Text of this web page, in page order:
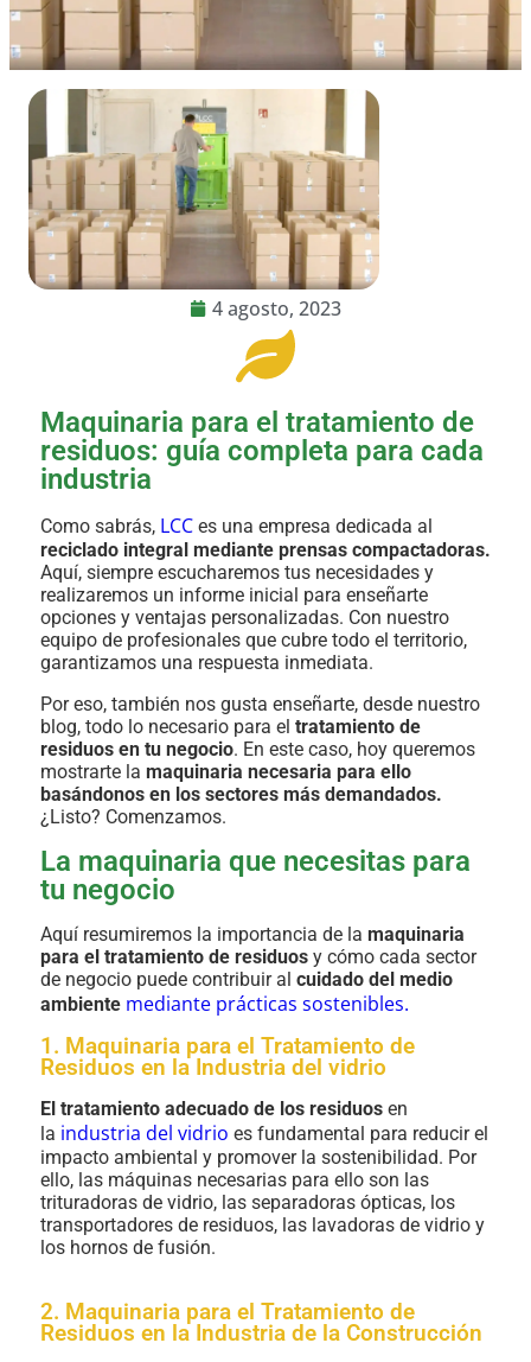
4 agosto, 2023
Maquinaria para el tratamiento de
residuos: guía completa para cada
industria
Como sabrás, LCC es una empresa dedicada al
reciclado integral mediante prensas compactadoras.
Aquí, siempre escucharemos tus necesidades y
realizaremos un informe inicial para enseñarte
opciones y ventajas personalizadas. Con nuestro
equipo de profesionales que cubre todo el territorio,
garantizamos una respuesta inmediata.
Por eso, también nos gusta enseñarte, desde nuestro
blog, todo lo necesario para el tratamiento de
residuos en tu negocio. En este caso, hoy queremos
mostrarte la maquinaria necesaria para ello
basándonos en los sectores más demandados.
¿Listo? Comenzamos.
La maquinaria que necesitas para
tu negocio
Aquí resumiremos la importancia de la maquinaria
para el tratamiento de residuos y cómo cada sector
de negocio puede contribuir al cuidado del medio
ambiente mediante prácticas sostenibles.
1. Maquinaria para el Tratamiento de
Residuos en la Industria del vidrio
El tratamiento adecuado de los residuos en
la industria del vidrio es fundamental para reducir el
impacto ambiental y promover la sostenibilidad. Por
ello, las máquinas necesarias para ello son las
trituradoras de vidrio, las separadoras ópticas, los
transportadores de residuos, las lavadoras de vidrio y
los hornos de fusión.
2. Maquinaria para el Tratamiento de
Residuos en la Industria de la Construcción